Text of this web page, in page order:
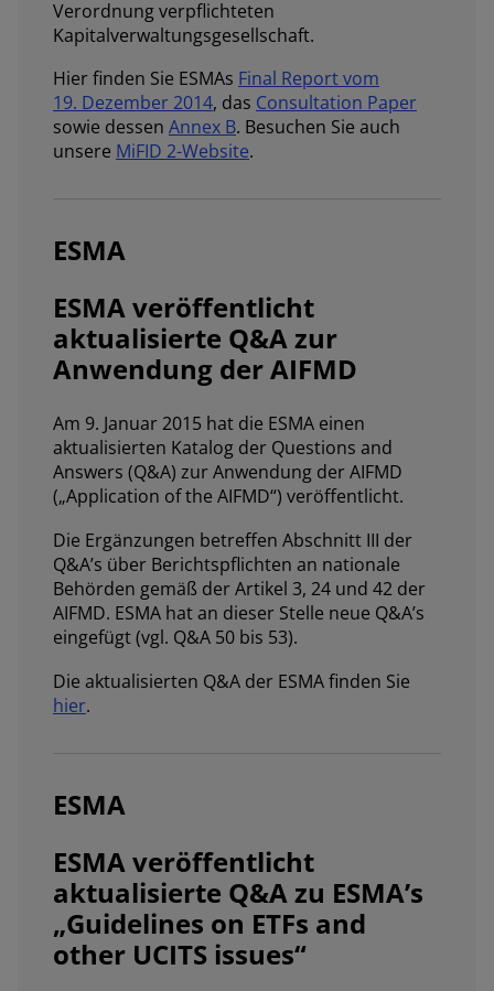
Verordnung verpflichteten
Kapitalverwaltungsgesellschaft.
Hier finden Sie ESMAs Final Report vom
19. Dezember 2014, das Consultation Paper
sowie dessen Annex B. Besuchen Sie auch
unsere MiFID 2-Website.
ESMA
ESMA veröffentlicht
aktualisierte Q&A zur
Anwendung der AIFMD
Am 9. Januar 2015 hat die ESMA einen
aktualisierten Katalog der Questions and
Answers (Q&A) zur Anwendung der AIFMD
(„Application of the AIFMD“) veröffentlicht.
Die Ergänzungen betreffen Abschnitt III der
Q&A’s über Berichtspflichten an nationale
Behörden gemäß der Artikel 3, 24 und 42 der
AIFMD. ESMA hat an dieser Stelle neue Q&A’s
eingefügt (vgl. Q&A 50 bis 53).
Die aktualisierten Q&A der ESMA finden Sie
hier.
ESMA
ESMA veröffentlicht
aktualisierte Q&A zu ESMA’s
„Guidelines on ETFs and
other UCITS issues“